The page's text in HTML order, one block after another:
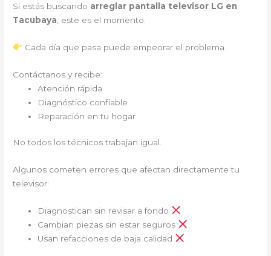
Si estás buscando arreglar pantalla televisor LG en
Tacubaya , este es el momento.
Cada día que pasa puede empeorar el problema.
Contáctanos y recibe:
Atención rápida
Diagnóstico confiable
Reparación en tu hogar
No todos los técnicos trabajan igual.
Algunos cometen errores que afectan directamente tu
televisor:
Diagnostican sin revisar a fondo
Cambian piezas sin estar seguros
Usan refacciones de baja calidad